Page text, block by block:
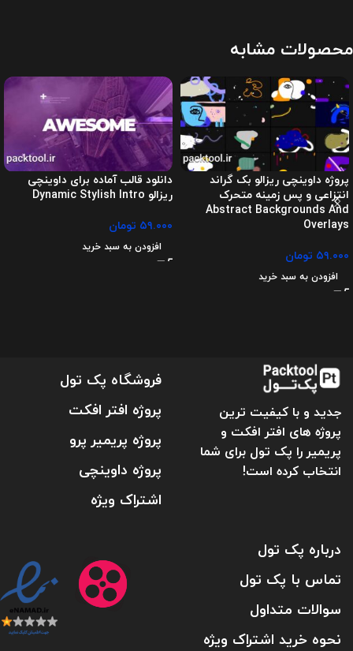
محصولات مشابه
پروژه داوینچی ریزالو بک گراند
انتزاعی و پس زمینه متحرک
Abstract Backgrounds And
Overlays
۵۹.۰۰۰ تومان
افزودن به سبد خرید
دانلود قالب آماده برای داوینچی
ریزالو Dynamic Stylish Intro
۵۹.۰۰۰ تومان
افزودن به سبد خرید
جدید و با کیفیت ترین
پروژه های افتر افکت و
پریمیر را پک تول برای شما
انتخاب کرده است!
فروشگاه پک تول
پروژه افتر افکت
پروژه پریمیر پرو
پروژه داوینچی
اشتراک ویژه
درباره پک تول
تماس با پک تول
سوالات متداول
نحوه خرید اشتراک ویژه